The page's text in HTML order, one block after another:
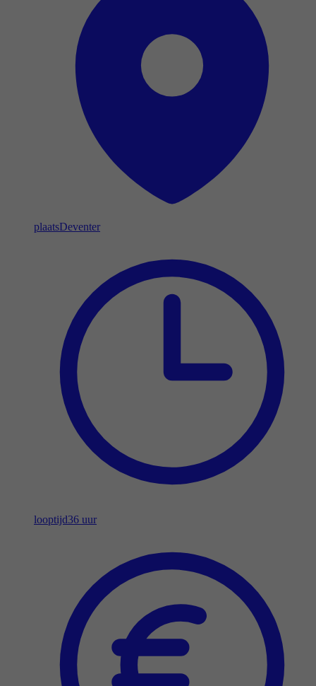
plaatsDeventer
looptijd36 uur